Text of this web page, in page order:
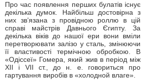
Про час появлення перших булатів існує
декілька думок. Найбільш достовірна з
них зв’язана з провідною роллю в цій
справі майстрів Давнього Єгипту. За
декілька віків до нашої ери вони вміли
перетворювати залізо у сталь, змінюючи
її властивості термічною обробкою. В
«Одіссеї» Гомера, який жив в період між
XII і VII ст., до н. е. говориться про
гартування виробів в «холодной влаге».